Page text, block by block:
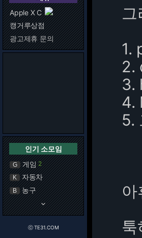
Apple X C
캥거루상점
광고제휴 문의
인기 소모임
G 게임 2
K 자동차
B 농구
keyboard_arrow_down
ⓒ TE31.COM
1.
2.
3.
4.
5.